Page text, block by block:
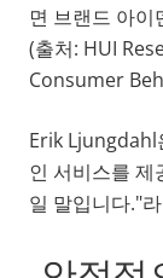
면 브랜드 아
(출처: HUI
Consumer
Erik Ljungdahl
인 서비스를 제
일 말입니다."